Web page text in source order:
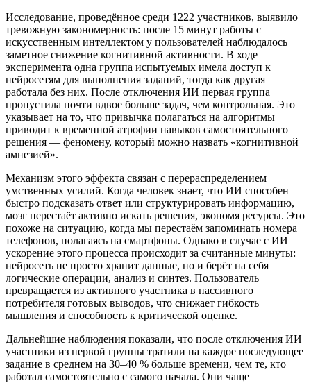
Исследование, проведённое среди 1222 участников, выявило
тревожную закономерность: после 15 минут работы с
искусственным интеллектом у пользователей наблюдалось
заметное снижение когнитивной активности. В ходе
эксперимента одна группа испытуемых имела доступ к
нейросетям для выполнения заданий, тогда как другая
работала без них. После отключения ИИ первая группа
пропустила почти вдвое больше задач, чем контрольная. Это
указывает на то, что привычка полагаться на алгоритмы
приводит к временной атрофии навыков самостоятельного
решения — феномену, который можно назвать «когнитивной
амнезией».
Механизм этого эффекта связан с перераспределением
умственных усилий. Когда человек знает, что ИИ способен
быстро подсказать ответ или структурировать информацию,
мозг перестаёт активно искать решения, экономя ресурсы. Это
похоже на ситуацию, когда мы перестаём запоминать номера
телефонов, полагаясь на смартфоны. Однако в случае с ИИ
ускорение этого процесса происходит за считанные минуты:
нейросеть не просто хранит данные, но и берёт на себя
логические операции, анализ и синтез. Пользователь
превращается из активного участника в пассивного
потребителя готовых выводов, что снижает гибкость
мышления и способность к критической оценке.
Дальнейшие наблюдения показали, что после отключения ИИ
участники из первой группы тратили на каждое последующее
задание в среднем на 30–40 % больше времени, чем те, кто
работал самостоятельно с самого начала. Они чаще